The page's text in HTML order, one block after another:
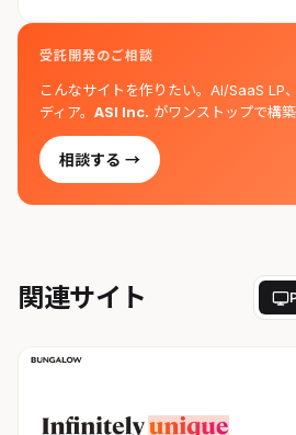
受託開発のご相談
こんなサイトを作りたい。AI/SaaS LP
ディア。 ASI Inc. がワンストップで構築
相談する →
関連サイト